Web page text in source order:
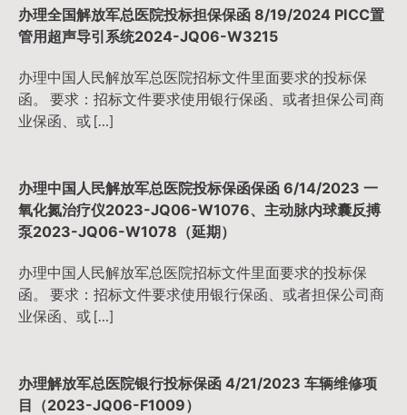
办理全国解放军总医院投标担保保函 8/19/2024 PICC置
管用超声导引系统2024-JQ06-W3215
办理中国人民解放军总医院招标文件里面要求的投标保
函。 要求：招标文件要求使用银行保函、或者担保公司商
业保函、或 […]
办理中国人民解放军总医院投标保函保函 6/14/2023 一
氧化氮治疗仪2023-JQ06-W1076、主动脉内球囊反搏
泵2023-JQ06-W1078（延期）
办理中国人民解放军总医院招标文件里面要求的投标保
函。 要求：招标文件要求使用银行保函、或者担保公司商
业保函、或 […]
办理解放军总医院银行投标保函 4/21/2023 车辆维修项
目（2023-JQ06-F1009）